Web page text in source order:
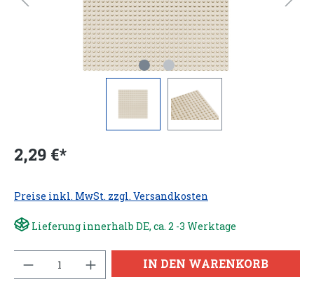
2,29 €*
Preise inkl. MwSt. zzgl. Versandkosten
Lieferung innerhalb DE, ca. 2 -3 Werktage
IN DEN WARENKORB